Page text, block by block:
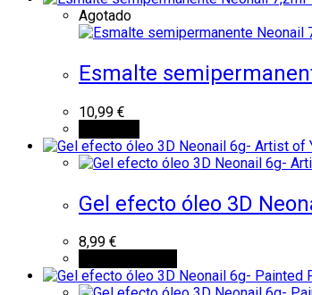
Agotado
Esmalte
10,99 €
Gel efecto óleo 3D
8,99 €